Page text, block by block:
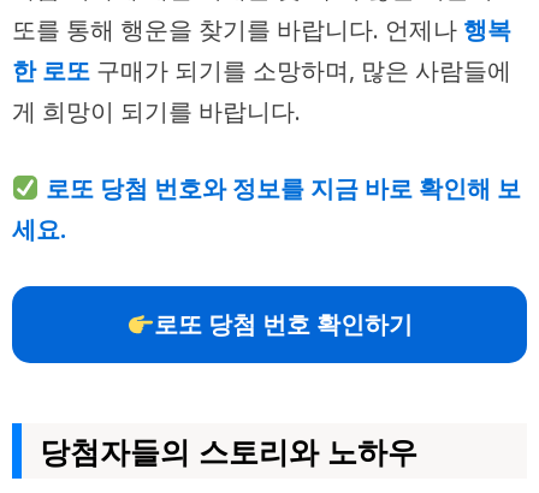
또를 통해 행운을 찾기를 바랍니다. 언제나 행복
한 로또 구매가 되기를 소망하며, 많은 사람들에
게 희망이 되기를 바랍니다.
로또 당첨 번호와 정보를 지금 바로 확인해 보
세요.
로또 당첨 번호 확인하기
당첨자들의 스토리와 노하우